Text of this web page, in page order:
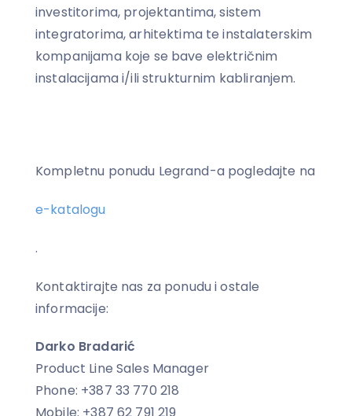
investitorima, projektantima, sistem
integratorima, arhitektima te instalaterskim
kompanijama koje se bave električnim
instalacijama i/ili strukturnim kabliranjem.
Kompletnu ponudu Legrand-a pogledajte na
e-katalogu
.
Kontaktirajte nas za ponudu i ostale
informacije:
Darko Bradarić
Product Line Sales Manager
Phone: +387 33 770 218